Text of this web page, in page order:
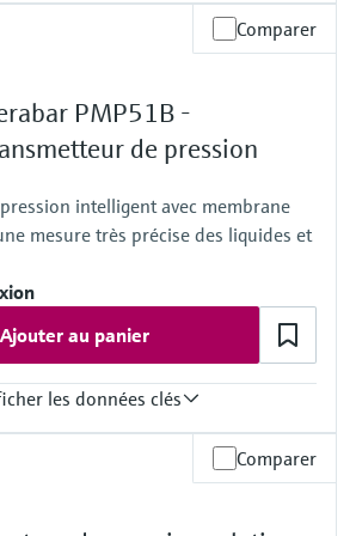
Comparer
PMP51B -
de pression
intelligent avec membrane
mesure très précise des liquides et
Ajouter au panier
les données clés
Comparer